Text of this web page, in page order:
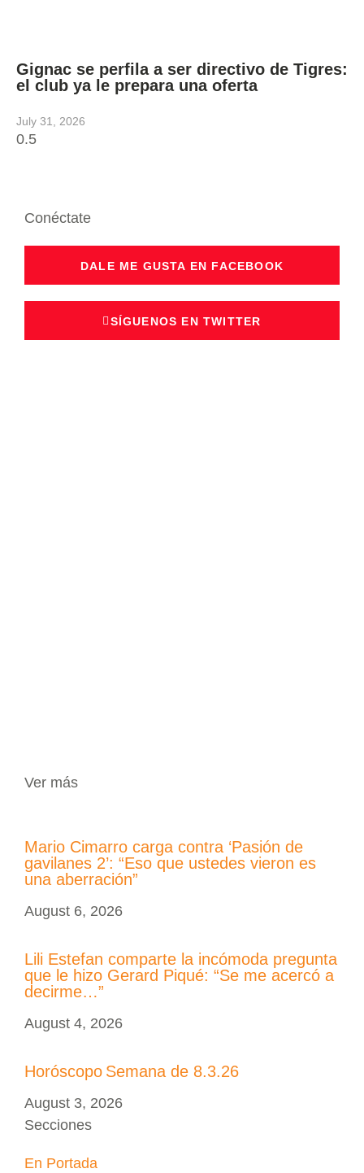
Gignac se perfila a ser directivo de Tigres:
el club ya le prepara una oferta
July 31, 2026
Conéctate
DALE ME GUSTA EN FACEBOOK
SÍGUENOS EN TWITTER
Ver más
Mario Cimarro carga contra ‘Pasión de
gavilanes 2’: “Eso que ustedes vieron es
una aberración”
August 6, 2026
Lili Estefan comparte la incómoda pregunta
que le hizo Gerard Piqué: “Se me acercó a
decirme…”
August 4, 2026
Horóscopo Semana de 8.3.26
August 3, 2026
Secciones
En Portada